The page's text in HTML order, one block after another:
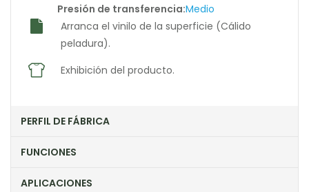
Presión de transferencia:Medio
Arranca el vinilo de la superficie (Cálido
peladura).
Exhibición del producto.
PERFIL DE FÁBRICA
FUNCIONES
APLICACIONES